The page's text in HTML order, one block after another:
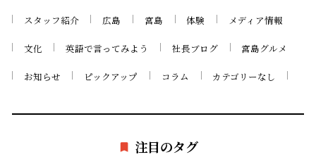
スタッフ紹介 広島 宮島 体験 メディア情報
文化 英語で言ってみよう 社長ブログ 宮島グルメ
お知らせ ピックアップ コラム カテゴリーなし
注目のタグ